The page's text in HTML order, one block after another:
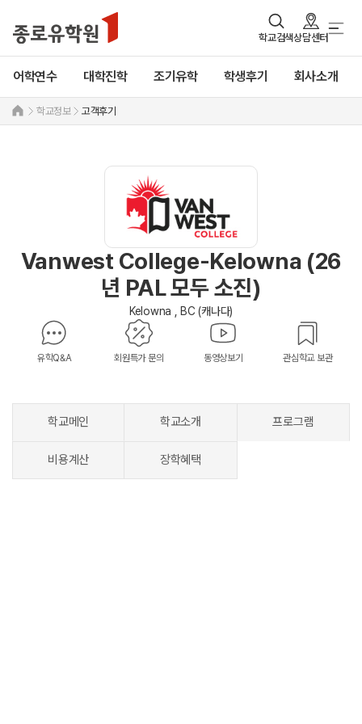
학교검색상담센터
어학연수 대학진학 조기유학 학생후기 회사소개
학교정보 고객후기
Vanwest College-Kelowna (26
년 PAL 모두 소진)
Kelowna , BC (캐나다)
유학Q&A 회원특가 문의 동영상보기 관심학교 보관
학교메인 학교소개 프로그램
비용계산 장학혜택